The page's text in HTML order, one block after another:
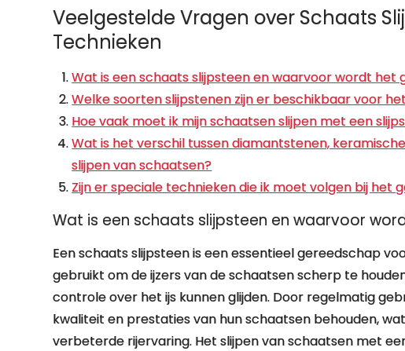
Veelgestelde Vragen over Schaats
Technieken
Wat is een schaats slijpsteen en waarvoor wordt het
Welke soorten slijpstenen zijn er beschikbaar voor
Hoe vaak moet ik mijn schaatsen slijpen met een
Wat is het verschil tussen diamantstenen,
slijpen van schaatsen?
Zijn er speciale technieken die ik moet volgen bij het
Wat is een schaats slijpsteen en waarvoor
Een schaats slijpsteen is een essentieel gereedschap
gebruikt om de ijzers van de schaatsen scherp te
controle over het ijs kunnen glijden. Door regelmatig
kwaliteit en prestaties van hun schaatsen behouden,
verbeterde rijervaring. Het slijpen van schaatsen met